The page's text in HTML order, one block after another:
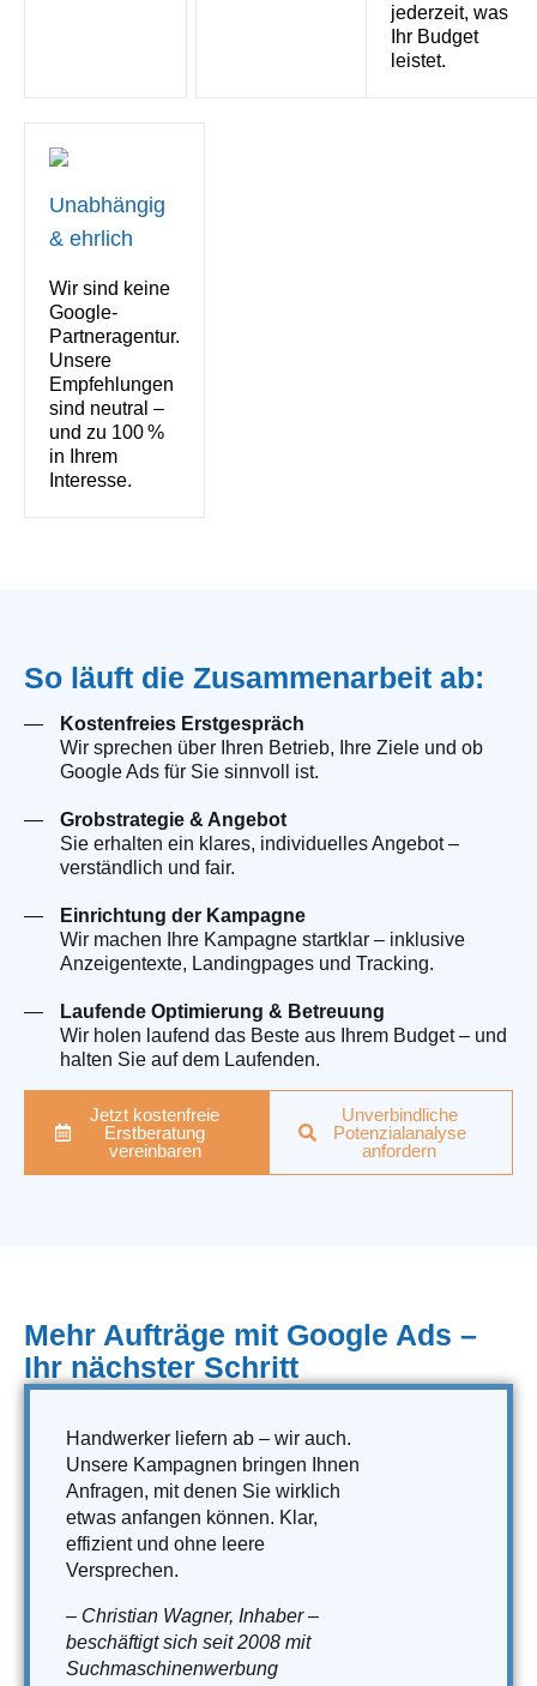
jederzeit, was
Ihr Budget
leistet.
Unabhängig
& ehrlich
Wir sind keine
Google-
Partneragentur.
Unsere
Empfehlungen
sind neutral –
und zu 100 %
in Ihrem
Interesse.
So läuft die Zusammenarbeit ab:
Kostenfreies Erstgespräch
Wir sprechen über Ihren Betrieb, Ihre Ziele und ob
Google Ads für Sie sinnvoll ist.
Grobstrategie & Angebot
Sie erhalten ein klares, individuelles Angebot –
verständlich und fair.
Einrichtung der Kampagne
Wir machen Ihre Kampagne startklar – inklusive
Anzeigentexte, Landingpages und Tracking.
Laufende Optimierung & Betreuung
Wir holen laufend das Beste aus Ihrem Budget – und
halten Sie auf dem Laufenden.
Jetzt kostenfreie
Erstberatung
vereinbaren
Unverbindliche
Potenzialanalyse
anfordern
Mehr Aufträge mit Google Ads –
Ihr nächster Schritt
Handwerker liefern ab – wir auch.
Unsere Kampagnen bringen Ihnen
Anfragen, mit denen Sie wirklich
etwas anfangen können. Klar,
effizient und ohne leere
Versprechen.
– Christian Wagner, Inhaber –
beschäftigt sich seit 2008 mit
Suchmaschinenwerbung